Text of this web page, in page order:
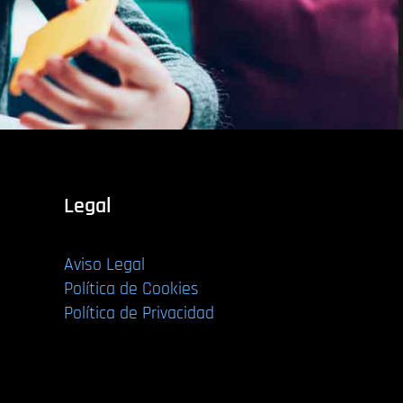
Legal
Aviso Legal
Política de Cookies
Política de Privacidad